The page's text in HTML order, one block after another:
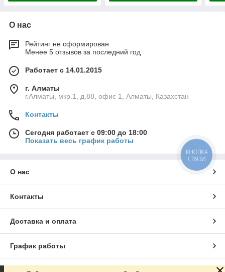
О нас
Рейтинг не сформирован
Менее 5 отзывов за последний год
Работает с 14.01.2015
г. Алматы
г.Алматы, мкр.1, д.88, офис 1, Алматы, Казахстан
Контакты
Сегодня работает с 09:00 до 18:00
Показать весь график работы
О нас
Контакты
Доставка и оплата
График работы
КНОПКА
СВЯЗИ